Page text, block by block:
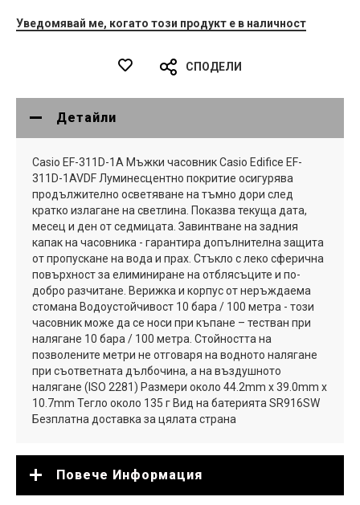
Уведомявай ме, когато този продукт е в наличност
СПОДЕЛИ
Детайли
Casio EF-311D-1A Мъжки часовник Casio Edifice EF-
311D-1AVDF Луминесцентно покритие осигурява
продължително осветяване на тъмно дори след
кратко излагане на светлина. Показва текуща дата,
месец и ден от седмицата. Завинтване на задния
капак на часовника - гарантира допълнителна защита
от пропускане на вода и прах. Стъкло с леко сферична
повърхност за елиминиране на отблясъците и по-
добро разчитане. Верижка и корпус от неръждаема
стомана Водоустойчивост 10 бара / 100 метра - този
часовник може да се носи при къпане – тестван при
налягане 10 бара / 100 метра. Стойността на
позволените метри не отговаря на водното налягане
при съответната дълбочина, а на въздушното
налягане (ISO 2281) Размери около 44.2mm x 39.0mm x
10.7mm Тегло около 135 г Вид на батерията SR916SW
Безплатна доставка за цялата страна
Повече Информация